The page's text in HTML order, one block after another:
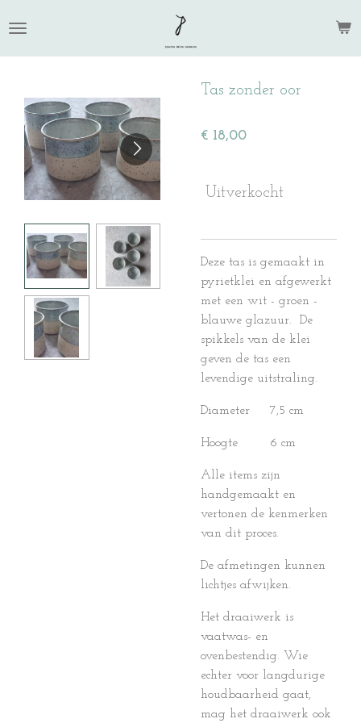
direct
naar
Tas zonder oor
€ 18,00
Uitverkocht
Deze tas is gemaakt in
pyrietklei en afgewerkt
met een wit - groen -
blauwe glazuur. De
spikkels van de klei
geven de tas een
levendige uitstraling.
Diameter 7,5 cm
Hoogte 6 cm
Alle items zijn
handgemaakt en
vertonen de kenmerken
van dit proces.
De afmetingen kunnen
lichtjes afwijken.
Het draaiwerk is
vaatwas- en
ovenbestendig. Wie
echter voor langdurige
houdbaarheid gaat,
mag het draaiwerk ook